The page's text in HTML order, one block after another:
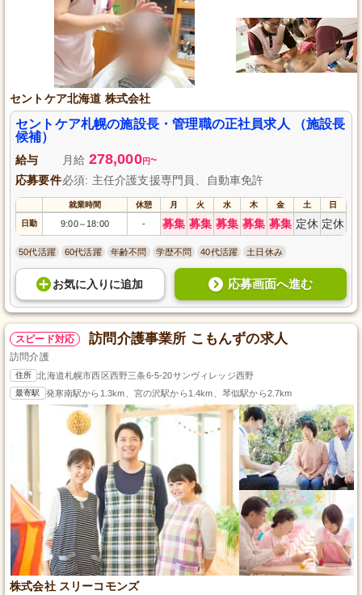
セントケア北海道 株式会社
セントケア札幌の施設長・管理職の正社員求人 （施設長
候補）
給与 月給 278,000円~
応募要件必須: 主任介護支援専門員、自動車免許
就業時間 休憩 月 火 水 木 金 土 日
日勤 9:00～ 18:00 - 募集 募集 募集 募集 募集 定休 定休
50代活躍 60代活躍 年齢不問 学歴不問 40代活躍 土日休み
お気に入り に追加 応募画面へ進む
スピード対応 訪問介護事業所 こもんずの求人
訪問介護
住所 北海道札幌市西区西野三条6-5-20サンヴィレッジ西野
最寄駅 発寒南駅から1.3km、宮の沢駅から1.4km、琴似駅から2.7km
株式会社 スリーコモンズ